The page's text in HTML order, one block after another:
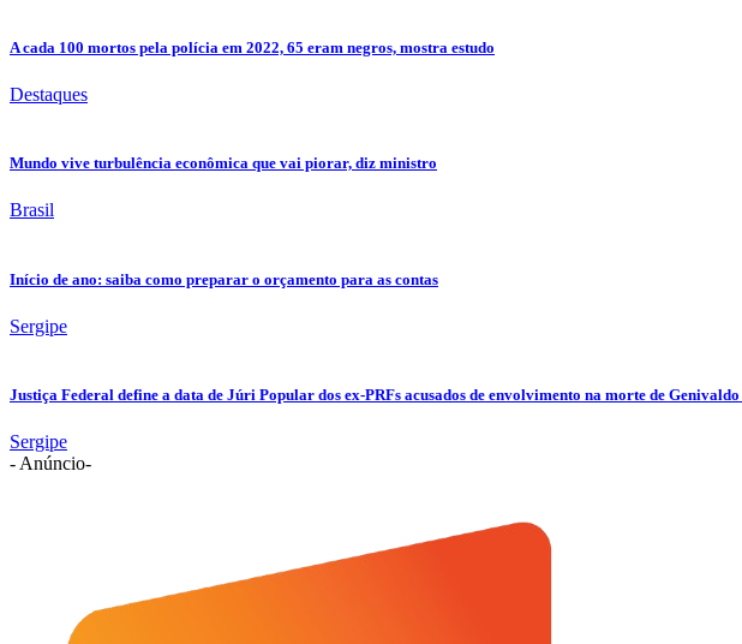
A cada 100 mortos pela polícia em 2022, 65 eram negros, mostra estudo
Destaques
Mundo vive turbulência econômica que vai piorar, diz ministro
Brasil
Início de ano: saiba como preparar o orçamento para as contas
Sergipe
Justiça Federal define a data de Júri Popular dos ex-PRFs acusados de envolvimento na morte de Genivaldo
Sergipe
- Anúncio-